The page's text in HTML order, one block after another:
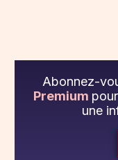
Abonnez-
Premium
une